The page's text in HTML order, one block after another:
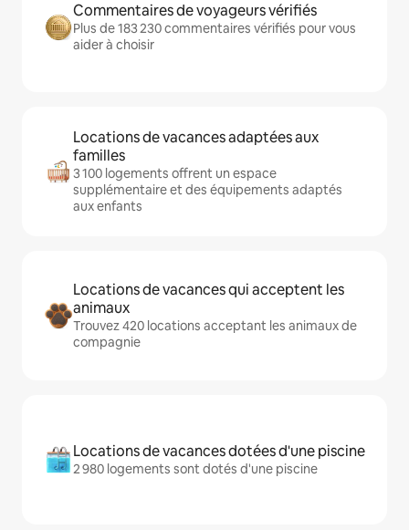
Commentaires de voyageurs vérifiés
Plus de 183 230 commentaires vérifiés pour vous
aider à choisir
Locations de vacances adaptées aux
familles
3 100 logements offrent un espace
supplémentaire et des équipements adaptés
aux enfants
Locations de vacances qui acceptent les
animaux
Trouvez 420 locations acceptant les animaux de
compagnie
Locations de vacances dotées d'une piscine
2 980 logements sont dotés d'une piscine